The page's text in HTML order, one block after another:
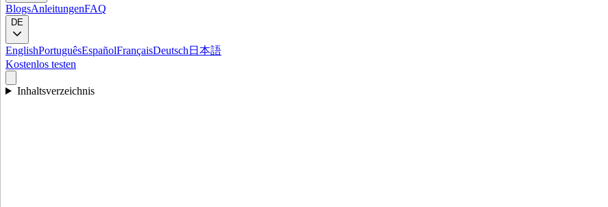
BlogsAnleitungenFAQ
DE
EnglishPortuguêsEspañolFrançaisDeutsch 日本語
Kostenlos testen
Inhaltsverzeichnis